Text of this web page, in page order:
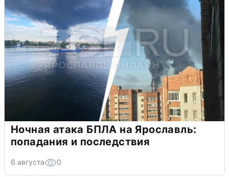
Ночная атака БПЛА на Ярославль:
попадания и последствия
6 августа 0